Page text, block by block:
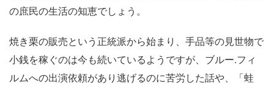
の庶民の生活の知恵でしょう。
焼き栗の販売という正統派から始まり、手品等の見世物で
小銭を稼ぐのは今も続いているようですが、ブルー.フィ
ルムへの出演依頼があり逃げるのに苦労した話や、「蛙